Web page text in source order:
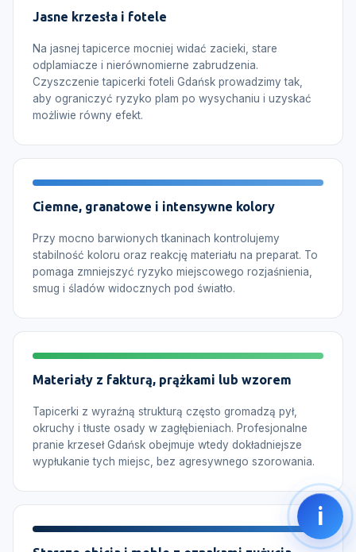
Jasne krzesła i fotele
Na jasnej tapicerce mocniej widać zacieki, stare
odplamiacze i nierównomierne zabrudzenia.
Czyszczenie tapicerki foteli Gdańsk prowadzimy tak,
aby ograniczyć ryzyko plam po wysychaniu i uzyskać
możliwie równy efekt.
Ciemne, granatowe i intensywne kolory
Przy mocno barwionych tkaninach kontrolujemy
stabilność koloru oraz reakcję materiału na preparat. To
pomaga zmniejszyć ryzyko miejscowego rozjaśnienia,
smug i śladów widocznych pod światło.
Materiały z fakturą, prążkami lub wzorem
Tapicerki z wyraźną strukturą często gromadzą pył,
okruchy i tłuste osady w zagłębieniach. Profesjonalne
pranie krzeseł Gdańsk obejmuje wtedy dokładniejsze
wypłukanie tych miejsc, bez agresywnego szorowania.
i